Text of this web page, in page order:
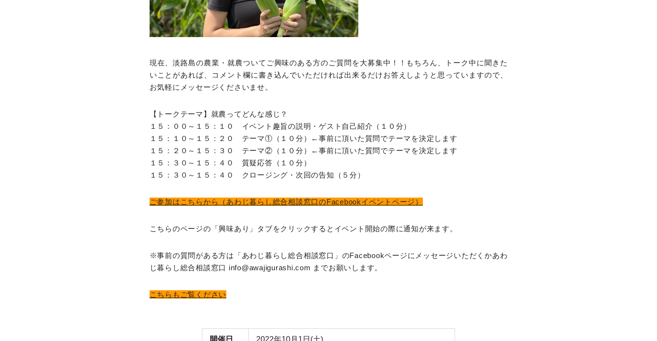
現在、淡路島の農業・就農ついてご興味のある方のご質問を大募集中！！もちろん、トーク中に聞きた
いことがあれば、コメント欄に書き込んでいただければ出来るだけお答えしようと思っていますので、
お気軽にメッセージくださいませ。
【トークテーマ】就農ってどんな感じ？
１５：００～１５：１０ イベント趣旨の説明・ゲスト自己紹介（１０分）
１５：１０～１５：２０ テーマ①（１０分）←事前に頂いた質問でテーマを決定します
１５：２０～１５：３０ テーマ②（１０分）←事前に頂いた質問でテーマを決定します
１５：３０～１５：４０ 質疑応答（１０分）
１５：３０～１５：４０ クロージング・次回の告知（５分）
ご参加はこちらから（あわじ暮らし総合相談窓口のFacebookイベントページ）
こちらのページの「興味あり」タブをクリックするとイベント開始の際に通知が来ます。
※事前の質問がある方は「あわじ暮らし総合相談窓口」のFacebookページにメッセージいただくかあわ
じ暮らし総合相談窓口 info@awajigurashi.com までお願いします。
こちらもご覧ください
開催日 2022年10月1日(土)